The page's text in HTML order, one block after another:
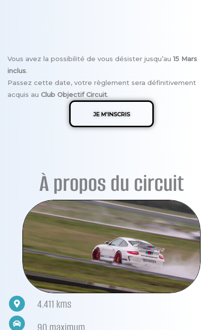
Vous avez la possibilité de vous désister jusqu’au15 Mars
inclus.
Passez cette date, votre règlement sera définitivement
acquis au Club Objectif Circuit.
JE M'INSCRIS
À propos du circuit
4.411 kms
90 maximum